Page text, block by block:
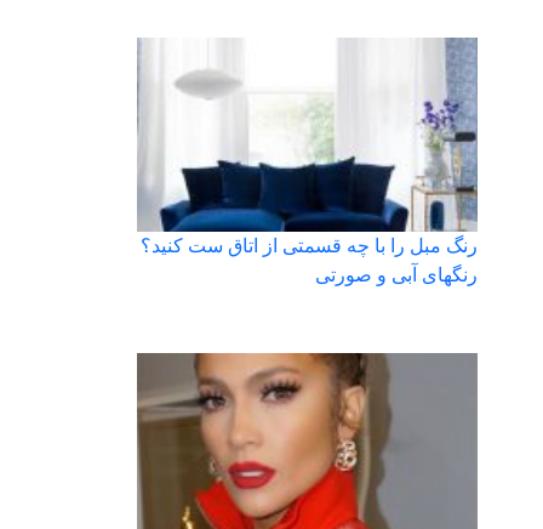
رنگ مبل را با چه قسمتی از اتاق ست کنید؟
رنگهای آبی و صورتی